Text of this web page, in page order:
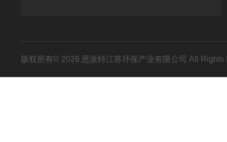
版权所有© 2026 恩派特江苏环保产业有限公司 All